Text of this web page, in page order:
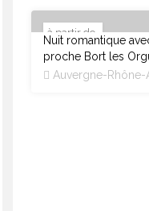
à partir de
360 €
Nuit romantique
proche Bort les
Auvergne-Rhône-